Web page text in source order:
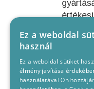
2018-
Ez a weboldal
használ
Ez a weboldal sütiket
élmény javítása
használatával Ön